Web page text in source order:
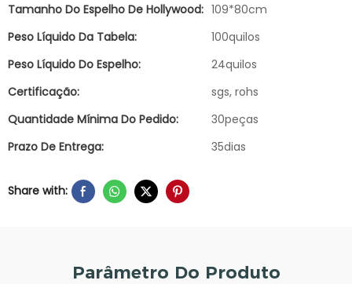
Tamanho Do Espelho De Hollywood: 109*80cm
Peso Líquido Da Tabela:
100quilos
Peso Líquido Do Espelho:
24quilos
Certificação:
sgs, rohs
Quantidade Mínima Do Pedido:
30peças
Prazo De Entrega:
35dias
Share with:
Parâmetro Do Produto